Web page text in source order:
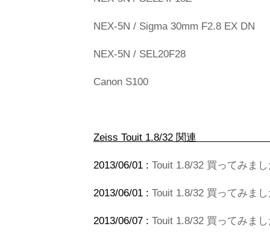
NEX-5N / Sigma 30mm F2.8 EX DN
NEX-5N / SEL20F28
Canon S100
Zeiss Touit
2013/06/01 : Touit 1.8/32 買ってみま
2013/06/01 : Touit 1.8/32 買ってみま
2013/06/07 : Touit 1.8/32 買ってみま